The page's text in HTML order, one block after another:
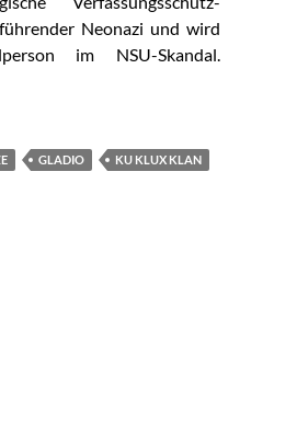
Neonazi und wird
im NSU-Skandal.
GLADIO
KU KLUX KLAN